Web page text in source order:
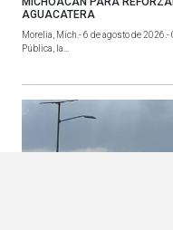
AGUACATERA
Morelia, Mich.- 6 de agosto de
Pública, la...